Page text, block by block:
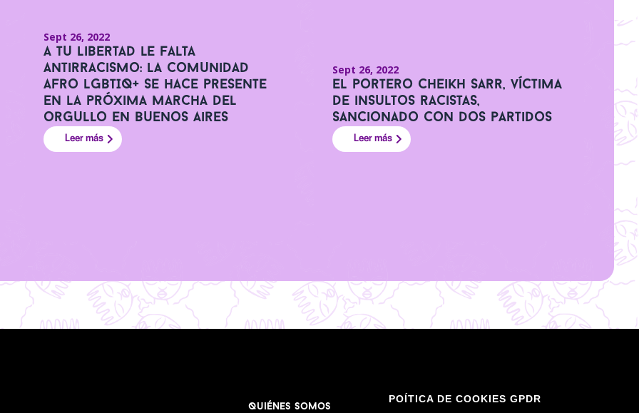
Sept 26, 2022
A tu libertad le falta
antirracismo: La comunidad
afro LGBTIQ+ se hace presente
en la próxima marcha del
orgullo en Buenos Aires
Leer más
Sept 26, 2022
El portero Cheikh Sarr, víctima
de insultos racistas,
sancionado con dos partidos
Leer más
Quiénes Somos
POÍTICA DE COOKIES GPDR